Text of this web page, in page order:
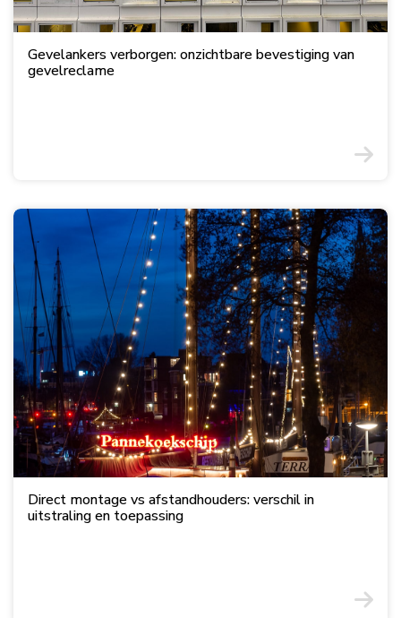
Gevelankers verborgen: onzichtbare bevestiging van
gevelreclame
Direct montage vs afstandhouders: verschil in
uitstraling en toepassing